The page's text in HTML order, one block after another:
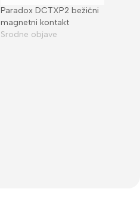
Paradox DCTXP2 bežični
magnetni kontakt
Srodne objave